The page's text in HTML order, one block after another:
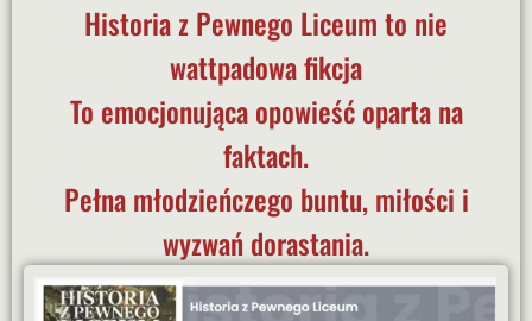
Historia z Pewnego Liceum to nie
wattpadowa fikcja
To emocjonująca opowieść oparta na
faktach.
Pełna młodzieńczego buntu, miłości i
wyzwań dorastania.